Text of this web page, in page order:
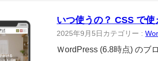
いつ使うの？ CSS で
2025年9月5日 カテゴリー :
ＷordPress (6.8時点) のブ